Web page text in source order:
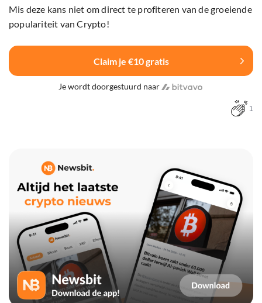
Mis deze kans niet om direct te profiteren van de groeiende
populariteit van Crypto!
Claim je €10 gratis
Je wordt doorgestuurd naar
1